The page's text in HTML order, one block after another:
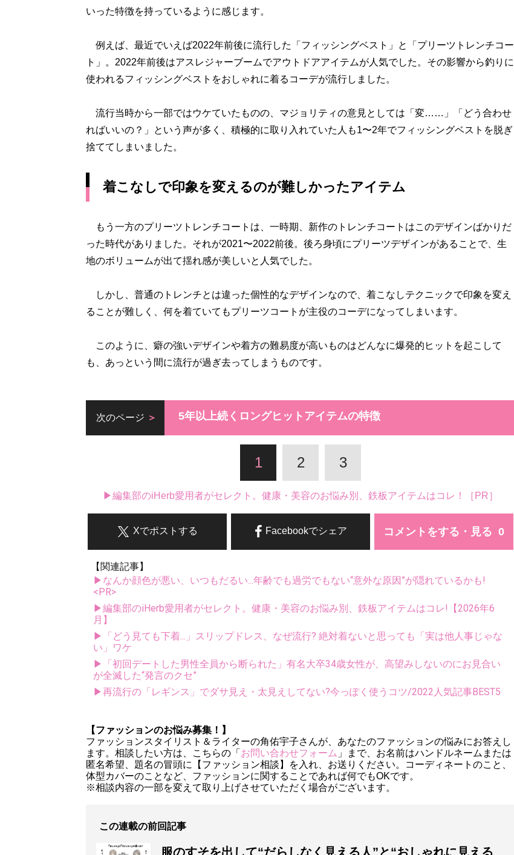
いった特徴を持っているように感じます。
例えば、最近でいえば2022年前後に流行した「フィッシングベスト」と「プリーツトレンチコー
ト」。2022年前後はアスレジャーブームでアウトドアアイテムが人気でした。その影響から釣りに
使われるフィッシングベストをおしゃれに着るコーデが流行しました。
流行当時から一部ではウケていたものの、マジョリティの意見としては「変……」「どう合わせ
ればいいの？」という声が多く、積極的に取り入れていた人も1〜2年でフィッシングベストを脱ぎ
捨ててしまいました。
着こなしで印象を変えるのが難しかったアイテム
もう一方のプリーツトレンチコートは、一時期、新作のトレンチコートはこのデザインばかりだ
った時代がありました。それが2021〜2022前後。後ろ身頃にプリーツデザインがあることで、生
地のボリュームが出て揺れ感が美しいと人気でした。
しかし、普通のトレンチとは違った個性的なデザインなので、着こなしテクニックで印象を変え
ることが難しく、何を着ていてもプリーツコートが主役のコーデになってしまいます。
このように、癖の強いデザインや着方の難易度が高いものはどんなに爆発的ヒットを起こして
も、あっという間に流行が過ぎ去ってしまうものです。
次のページ 5年以上続くロングヒットアイテムの特徴
1 2 3
▶編集部のiHerb愛用者がセレクト。健康・美容のお悩み別、鉄板アイテムはコレ！［PR］
コメントをする・見る
Facebookでシェア
Xでポストする
【関連記事】
▶なんか顔色が悪い、いつもだるい...年齢でも過労でもない“意外な原因”が隠れているかも!
<PR>
▶編集部のiHerb愛用者がセレクト。健康・美容のお悩み別、鉄板アイテムはコレ!【2026年6
月】
▶「どう見ても下着...」スリップドレス、なぜ流行? 絶対着ないと思っても「実は他人事じゃな
い」ワケ
▶「初回デートした男性全員から断られた」有名大卒34歳女性が、高望みしないのにお見合い
が全滅した“発言のクセ”
▶再流行の「レギンス」でダサ見え・太見えしてない?今っぽく使うコツ/2022人気記事BEST5
【ファッションのお悩み募集！】
ファッションスタイリスト＆ライターの角佑宇子さんが、あなたのファッションの悩みにお答えし
ます。相談したい方は、こちらの「 お問い合わせフォーム 」まで、お名前はハンドルネームまたは
匿名希望、題名の冒頭に【ファッション相談】を入れ、お送りください。コーディネートのこと、
体型カバーのことなど、ファッションに関することであれば何でもOKです。
※相談内容の一部を変えて取り上げさせていただく場合がございます。
この連載の前回記事
服のすそを出して“だらしなく見える人”と“おしゃれに見える